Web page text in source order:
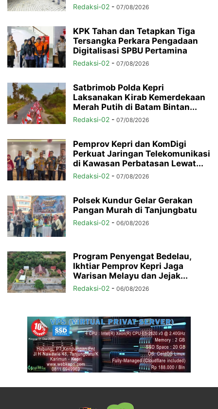
Redaksi-02 - 07/08/2026
KPK Tahan dan Tetapkan Tiga
Tersangka Perkara Pengadaan
Digitalisasi SPBU Pertamina
Redaksi-02 - 07/08/2026
Satbrimob Polda Kepri
Laksanakan Kirab Kemerdekaan
Merah Putih di Batam Bintan...
Redaksi-02 - 07/08/2026
Pemprov Kepri dan KomDigi
Perkuat Jaringan Telekomunikasi
di Kawasan Perbatasan Lewat...
Redaksi-02 - 07/08/2026
Polsek Kundur Gelar Gerakan
Pangan Murah di Tanjungbatu
Redaksi-02 - 06/08/2026
Program Penyengat Bedelau,
Ikhtiar Pemprov Kepri Jaga
Warisan Melayu dan Jejak...
Redaksi-02 - 06/08/2026